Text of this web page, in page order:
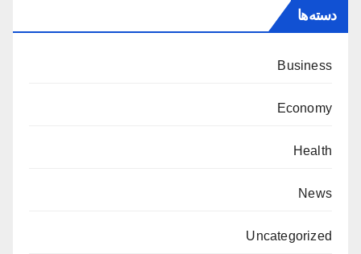
دسته‌ها
Business
Economy
Health
News
Uncategorized